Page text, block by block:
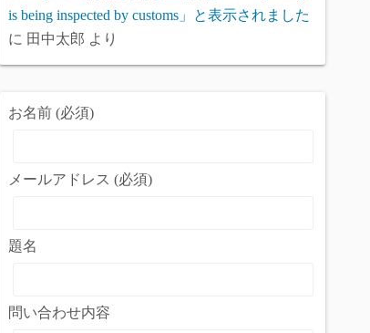
is being inspected by customs」と表示されました
に 田中太郎 より
お名前 (必須)
メールアドレス (必須)
題名
問い合わせ内容